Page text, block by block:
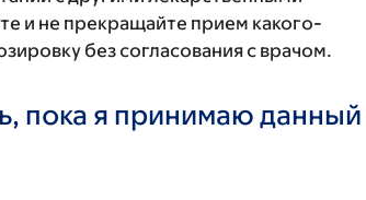
и не прекращайте прием какого-
без согласования с врачом.
пока я принимаю данный